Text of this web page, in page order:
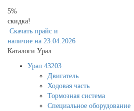
5%
скидка!
Скачать прайс и
наличие на 23.04.2026
Каталоги Урал
Урал 43203
Двигатель
Ходовая часть
Тормозная система
Специальное оборудование